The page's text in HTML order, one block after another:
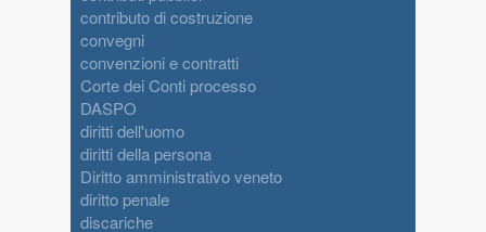
contributo di costruzione
convegni
convenzioni e contratti
Corte dei Conti processo
DASPO
diritti dell'uomo
diritti della persona
Diritto amministrativo veneto
diritto penale
discariche